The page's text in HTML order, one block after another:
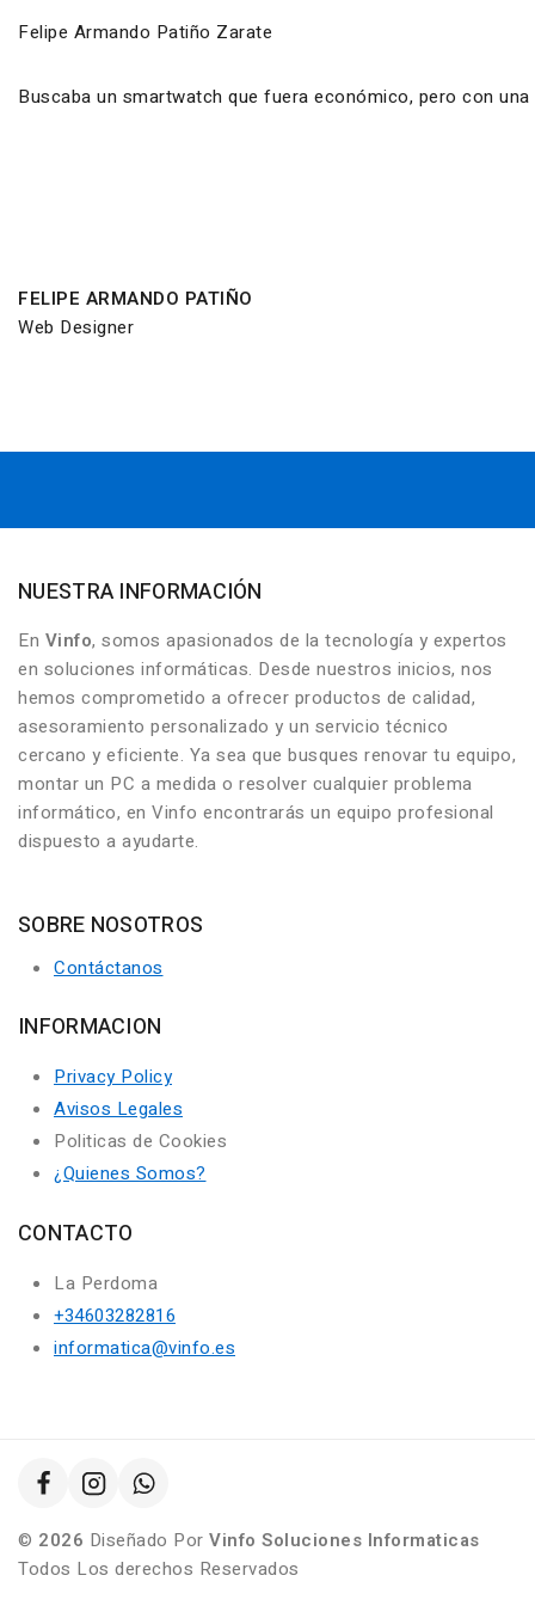
Felipe Armando Patiño Zarate
Buscaba un smartwatch que fuera económico, pero con
FELIPE ARMANDO PATIÑO
Web Designer
NUESTRA INFORMACIÓN
En Vinfo, somos apasionados de la tecnología y expertos
en soluciones informáticas. Desde nuestros inicios, nos
hemos comprometido a ofrecer productos de calidad,
asesoramiento personalizado y un servicio técnico
cercano y eficiente. Ya sea que busques renovar tu equipo,
montar un PC a medida o resolver cualquier problema
informático, en Vinfo encontrarás un equipo profesional
dispuesto a ayudarte.
SOBRE NOSOTROS
Contáctanos
INFORMACION
Privacy Policy
Avisos Legales
Politicas de Cookies
¿Quienes Somos?
CONTACTO
La Perdoma
+34603282816
informatica@vinfo.es
© 2026 Diseñado Por Vinfo Soluciones Informaticas
Todos Los derechos Reservados